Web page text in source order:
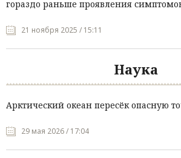
гораздо раньше проявления
21 ноября 2025 / 15:11
Наука
Арктический океан пересёк опасную
29 мая 2026 / 17:04